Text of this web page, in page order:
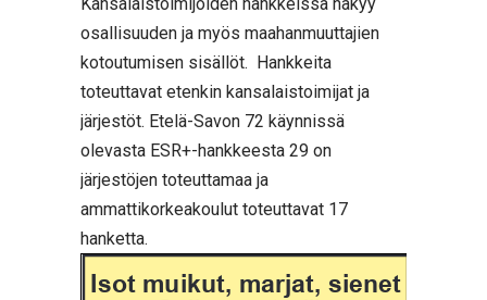
osallisuuden ja myös maahanmuuttajien
kotoutumisen sisällöt. Hankkeita
toteuttavat etenkin kansalaistoimijat ja
järjestöt. Etelä-Savon 72 käynnissä
olevasta ESR+-hankkeesta 29 on
järjestöjen toteuttamaa ja
ammattikorkeakoulut toteuttavat 17
hanketta.